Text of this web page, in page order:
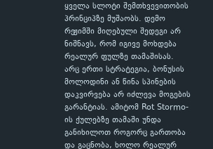
ყველა სლოტი შემთხვევითობის
პრინციპზე მუშაობს. დემო
რეჟიმში მიღებული შედეგი არ
ნიშნავს, რომ იგივე მოხდება
რეალურ ფულზე თამაშისას.
არც ერთი სტრატეგია, ბონუსის
მოლოდინი ან წინა სპინების
დაკვირვება არ იძლევა მოგების
გარანტიას. ამიტომ Rot Stormo-
ის ქულებზე თამაში უნდა
განიხილოთ როგორც გართობა
და გაცნობა, ხოლო რეალურ